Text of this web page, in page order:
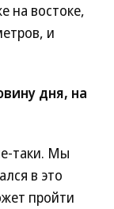
на востоке,
и
дня, на
таки. Мы
в это
пройти